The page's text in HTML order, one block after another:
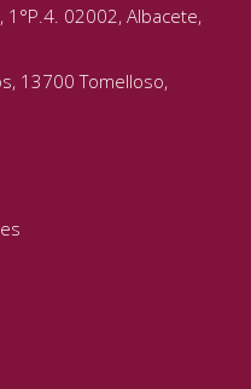
1°P.4. 02002, Albacete,
13700 Tomelloso,